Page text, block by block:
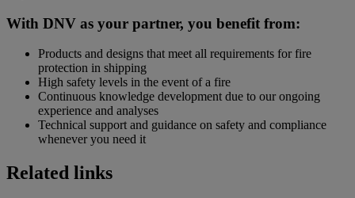
With DNV as your partner, you benefit from:
Products and designs that meet all requirements for fire
protection in shipping
High safety levels in the event of a fire
Continuous knowledge development due to our ongoing
experience and analyses
Technical support and guidance on safety and compliance
whenever you need it
Related links